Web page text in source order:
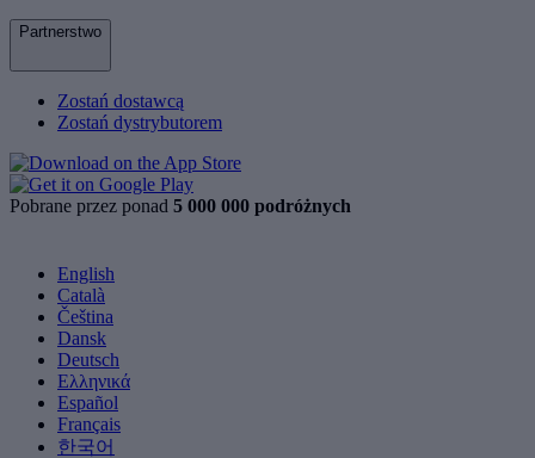
Partnerstwo
Zostań dostawcą
Zostań dystrybutorem
Pobrane przez ponad 5 000 000 podróżnych
English
Català
Čeština
Dansk
Deutsch
Ελληνικά
Español
Français
한국어